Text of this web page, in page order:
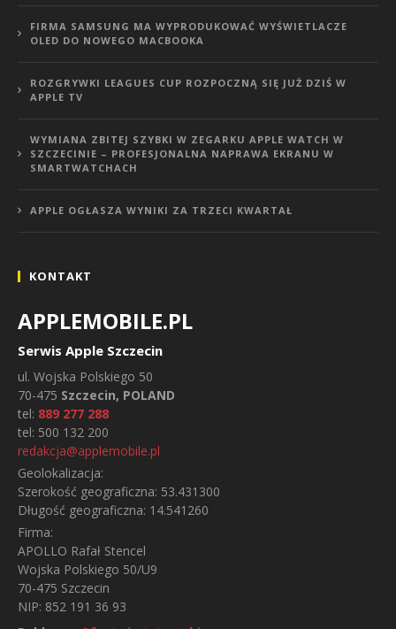
FIRMA SAMSUNG MA WYPRODUKOWAĆ WYŚWIETLACZE
OLED DO NOWEGO MACBOOKA
ROZGRYWKI LEAGUES CUP ROZPOCZNĄ SIĘ JUŻ DZIŚ W
APPLE TV
WYMIANA ZBITEJ SZYBKI W ZEGARKU APPLE WATCH W
SZCZECINIE – PROFESJONALNA NAPRAWA EKRANU W
SMARTWATCHACH
APPLE OGŁASZA WYNIKI ZA TRZECI KWARTAŁ
KONTAKT
APPLEMOBILE.PL
Serwis Apple Szczecin
ul. Wojska Polskiego 50
70-475 Szczecin, POLAND
tel: 889 277 288
tel: 500 132 200
redakcja@applemobile.pl
Geolokalizacja:
Szerokość geograficzna: 53.431300
Długość geograficzna: 14.541260
Firma:
APOLLO Rafał Stencel
Wojska Polskiego 50/U9
70-475 Szczecin
NIP: 852 191 36 93